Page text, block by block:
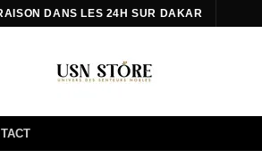
DANS LES 24H SUR DAKAR